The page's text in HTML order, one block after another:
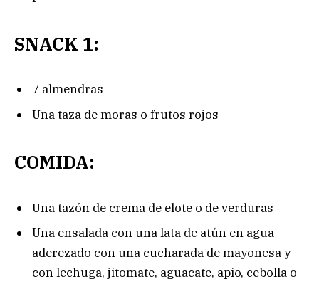
SNACK 1:
7 almendras
Una taza de moras o frutos rojos
COMIDA:
Una tazón de crema de elote o de verduras
Una ensalada con una lata de atún en agua
aderezado con una cucharada de mayonesa y
con lechuga, jitomate, aguacate, apio, cebolla o